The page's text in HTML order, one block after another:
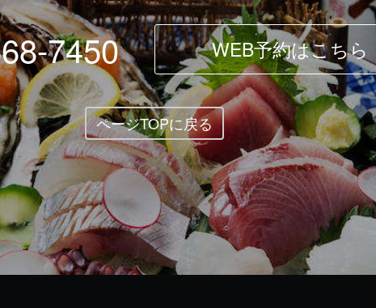
7450 WEB予約はこちら
ページTOPに戻る